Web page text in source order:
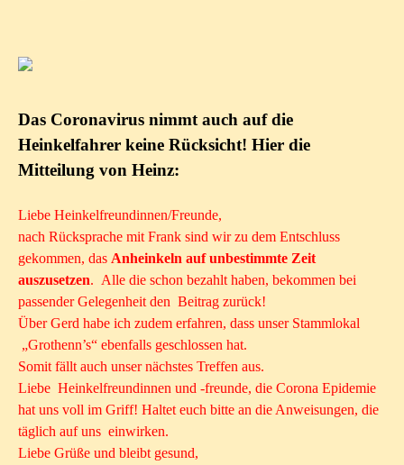
Das Coronavirus nimmt auch auf die
Heinkelfahrer keine Rücksicht! Hier die
Mitteilung von Heinz:
Liebe Heinkelfreundinnen/Freunde,
nach Rücksprache mit Frank sind wir zu dem Entschluss
gekommen, das Anheinkeln auf unbestimmte Zeit
auszusetzen. Alle die schon bezahlt haben, bekommen bei
passender Gelegenheit den Beitrag zurück!
Über Gerd habe ich zudem erfahren, dass unser Stammlokal
„Grothenn’s“ ebenfalls geschlossen hat.
Somit fällt auch unser nächstes Treffen aus.
Liebe Heinkelfreundinnen und -freunde, die Corona Epidemie
hat uns voll im Griff! Haltet euch bitte an die Anweisungen, die
täglich auf uns einwirken.
Liebe Grüße und bleibt gesund,